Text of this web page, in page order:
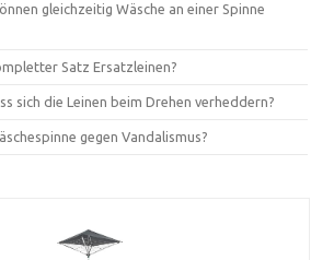
gleichzeitig Wäsche an einer Spinne
Satz Ersatzleinen?
sich die Leinen beim Drehen verheddern?
gegen Vandalismus?